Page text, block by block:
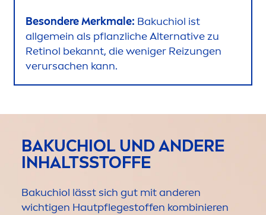
Besondere Merkmale: Bakuchiol ist
allgemein als pflanzliche Alternative zu
Retinol bekannt, die weniger Reizungen
verursachen kann.
BAKUCHIOL UND ANDERE
INHALTSSTOFFE
Bakuchiol lässt sich gut mit anderen
wichtigen Hautpflegestoffen kombinieren